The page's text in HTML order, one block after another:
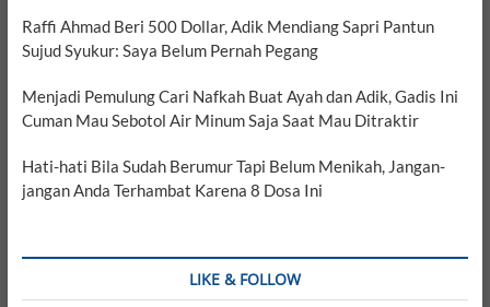
Raffi Ahmad Beri 500 Dollar, Adik Mendiang Sapri Pantun
Sujud Syukur: Saya Belum Pernah Pegang
Menjadi Pemulung Cari Nafkah Buat Ayah dan Adik, Gadis Ini
Cuman Mau Sebotol Air Minum Saja Saat Mau Ditraktir
Hati-hati Bila Sudah Berumur Tapi Belum Menikah, Jangan-
jangan Anda Terhambat Karena 8 Dosa Ini
LIKE & FOLLOW